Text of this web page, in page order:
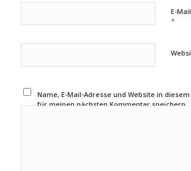
E-
*
Name, E-Mail-Adresse und Website in
für meinen nächsten Kommentar speichern.